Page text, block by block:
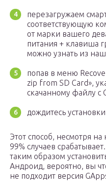
перезагружаем
соответствующую
от марки вашего
питания + клавиша
можно узнать из
попав в меню
zip from SD Card»,
скачанному файлу с
дождитесь установки
Этот способ, несмотря
99% случаев
таким образом
Андроид, вероятно, вы
не подходит версия